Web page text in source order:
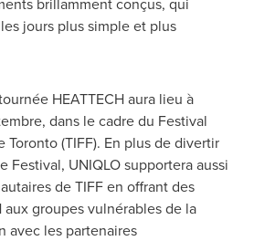
jours plus simple et plus
HEATTECH aura lieu à
dans le cadre du Festival
Toronto(TIFF). En plus de divertir
Festival, UNIQLO supportera aussi
de TIFF en offrant des
aux groupes vulnérables de la
avec les partenaires